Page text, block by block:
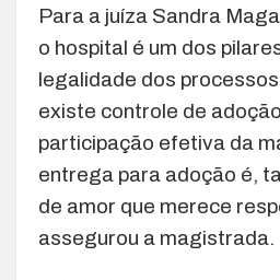
Para a juíza Sandra
o hospital é um dos
legalidade dos
existe controle de
participação efetiva da
entrega para adoção é,
de amor que merece
assegurou a magistrada.